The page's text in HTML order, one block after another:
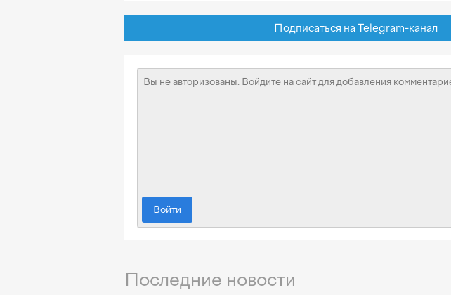
Подписаться на Telegram-канал
Войти
Последние новости